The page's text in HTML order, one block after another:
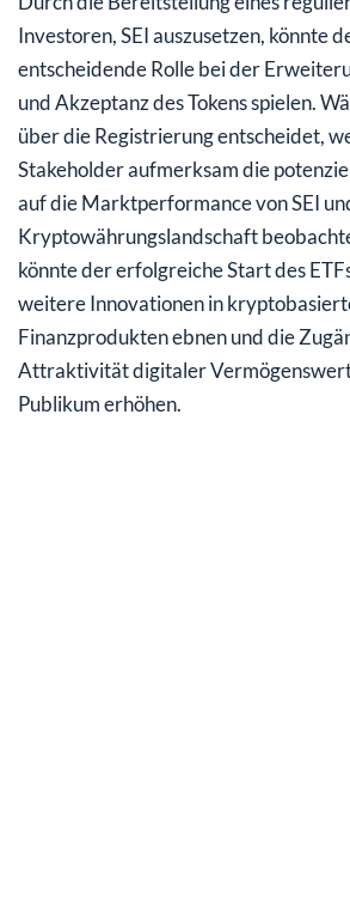
Investoren, SEI auszusetzen, könnte
entscheidende Rolle bei der
und Akzeptanz des Tokens spielen.
über die Registrierung entscheidet,
Stakeholder aufmerksam die
auf die Marktperformance von SEI
Kryptowährungslandschaft
könnte der erfolgreiche Start des
weitere Innovationen in
Finanzprodukten ebnen und die
Attraktivität digitaler
Publikum erhöhen.